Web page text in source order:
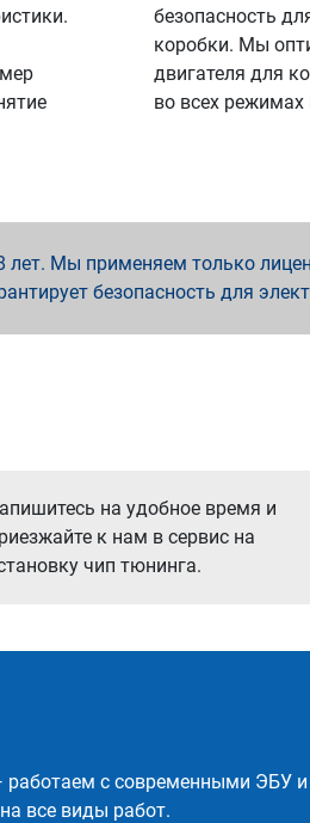
безопасность
коробки. Мы
двигателя для
во всех режимах
Мы применяем только
безопасность для
на удобное время и
к нам в сервис на
чип тюнинга.
работаем с современными ЭБУ и
все виды работ.